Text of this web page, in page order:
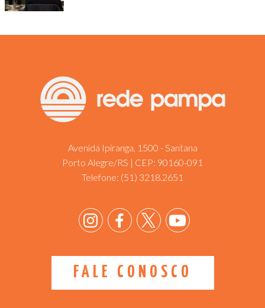
Avenida Ipiranga, 1500 - Santana
Porto Alegre/RS | CEP: 90160-091
Telefone: (51) 3218.2651
FALE CONOSCO